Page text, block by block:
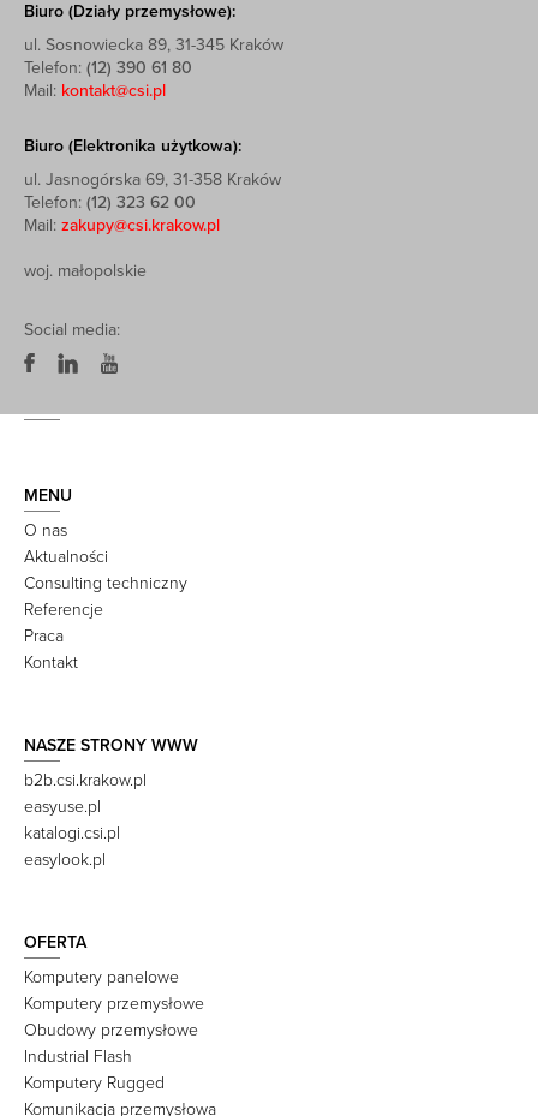
Biuro (Działy przemysłowe):
ul. Sosnowiecka 89, 31-345 Kraków
Telefon: (12) 390 61 80
Mail: kontakt@csi.pl
Biuro (Elektronika użytkowa):
ul. Jasnogórska 69, 31-358 Kraków
Telefon: (12) 323 62 00
Mail: zakupy@csi.krakow.pl
woj. małopolskie
Social media:
MENU
O nas
Aktualności
Consulting techniczny
Referencje
Praca
Kontakt
NASZE STRONY WWW
b2b.csi.krakow.pl
easyuse.pl
katalogi.csi.pl
easylook.pl
OFERTA
Komputery panelowe
Komputery przemysłowe
Obudowy przemysłowe
Industrial Flash
Komputery Rugged
Komunikacja przemysłowa